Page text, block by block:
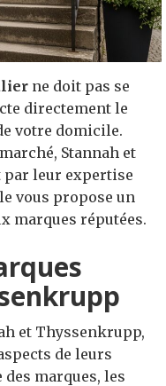
ne doit pas se
directement le
votre domicile.
Stannah et
leur expertise
vous propose un
marques réputées.
et Thyssenkrupp,
de leurs
marques, les